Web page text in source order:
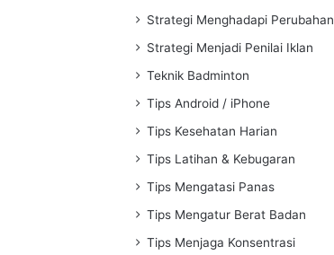
Strategi Menghadapi Perubahan
Strategi Menjadi Penilai Iklan
Teknik Badminton
Tips Android / iPhone
Tips Kesehatan Harian
Tips Latihan & Kebugaran
Tips Mengatasi Panas
Tips Mengatur Berat Badan
Tips Menjaga Konsentrasi